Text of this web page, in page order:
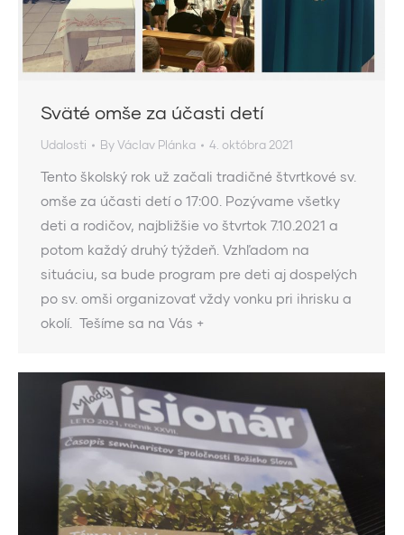
Sväté omše za účasti detí
Udalosti ByVáclav Plánka 4. októbra 2021
Tento školský rok už začali tradičné štvrtkové sv.
omše za účasti detí o 17:00. Pozývame všetky
deti a rodičov, najbližšie vo štvrtok 7.10.2021 a
potom každý druhý týždeň. Vzhľadom na
situáciu, sa bude program pre deti aj dospelých
po sv. omši organizovať vždy vonku pri ihrisku a
okolí. Tešíme sa na Vás +